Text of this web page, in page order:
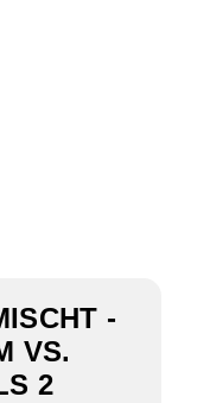
-
VS.
2